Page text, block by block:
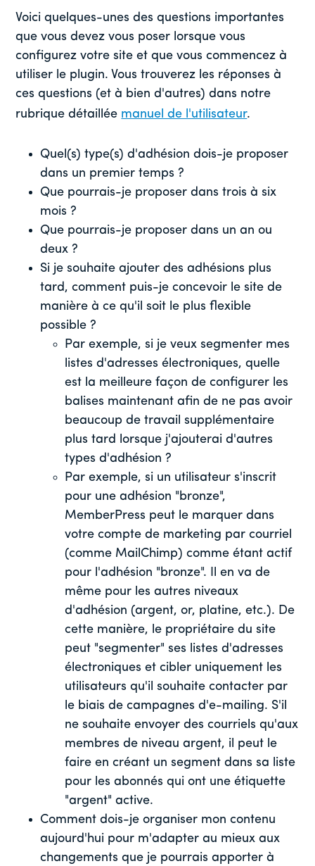
Voici quelques-unes des questions importantes
que vous devez vous poser lorsque vous
configurez votre site et que vous commencez à
utiliser le plugin. Vous trouverez les réponses à
ces questions (et à bien d'autres) dans notre
rubrique détaillée manuel de l'utilisateur.
Quel(s) type(s) d'adhésion dois-je proposer
dans un premier temps ?
Que pourrais-je proposer dans trois à six
mois ?
Que pourrais-je proposer dans un an ou
deux ?
Si je souhaite ajouter des adhésions plus
tard, comment puis-je concevoir le site de
manière à ce qu'il soit le plus flexible
possible ?
Par exemple, si je veux segmenter mes
listes d'adresses électroniques, quelle
est la meilleure façon de configurer les
balises maintenant afin de ne pas avoir
beaucoup de travail supplémentaire
plus tard lorsque j'ajouterai d'autres
types d'adhésion ?
Par exemple, si un utilisateur s'inscrit
pour une adhésion "bronze",
MemberPress peut le marquer dans
votre compte de marketing par courriel
(comme MailChimp) comme étant actif
pour l'adhésion "bronze". Il en va de
même pour les autres niveaux
d'adhésion (argent, or, platine, etc.). De
cette manière, le propriétaire du site
peut "segmenter" ses listes d'adresses
électroniques et cibler uniquement les
utilisateurs qu'il souhaite contacter par
le biais de campagnes d'e-mailing. S'il
ne souhaite envoyer des courriels qu'aux
membres de niveau argent, il peut le
faire en créant un segment dans sa liste
pour les abonnés qui ont une étiquette
"argent" active.
Comment dois-je organiser mon contenu
aujourd'hui pour m'adapter au mieux aux
changements que je pourrais apporter à